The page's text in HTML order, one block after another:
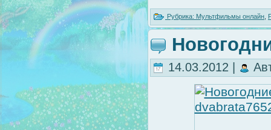
Рубрика: Мультфильмы онлайн
14.03.2012 |